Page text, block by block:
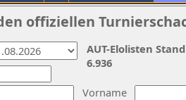
offiziellen
Vorname
AUT-Elolisten
6.936